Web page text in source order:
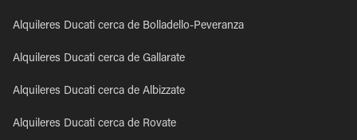
Alquileres Ducati cerca de Bolladello-Peveranza
Alquileres Ducati cerca de Gallarate
Alquileres Ducati cerca de Albizzate
Alquileres Ducati cerca de Rovate